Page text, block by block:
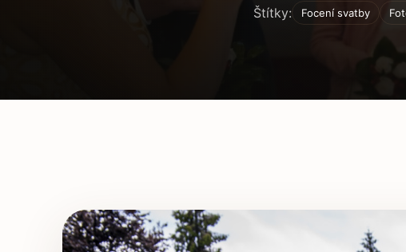
Štítky: Focení svatby